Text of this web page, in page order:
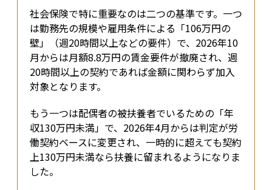
社会保険で特に重要なのは二つの基準です。一つ
は勤務先の規模や雇用条件による「106万円の
壁」（週20時間以上などの要件）で、2026年10
月からは月額8.8万円の賃金要件が撤廃され、週
20時間以上の契約であれば金額に関わらず加入
対象となります。
もう一つは配偶者の被扶養者でいるための「年
収130万円未満」で、2026年4月からは判定が労
働契約ベースに変更され、一時的に超えても契約
上130万円未満なら扶養に留まれるようになりま
した。